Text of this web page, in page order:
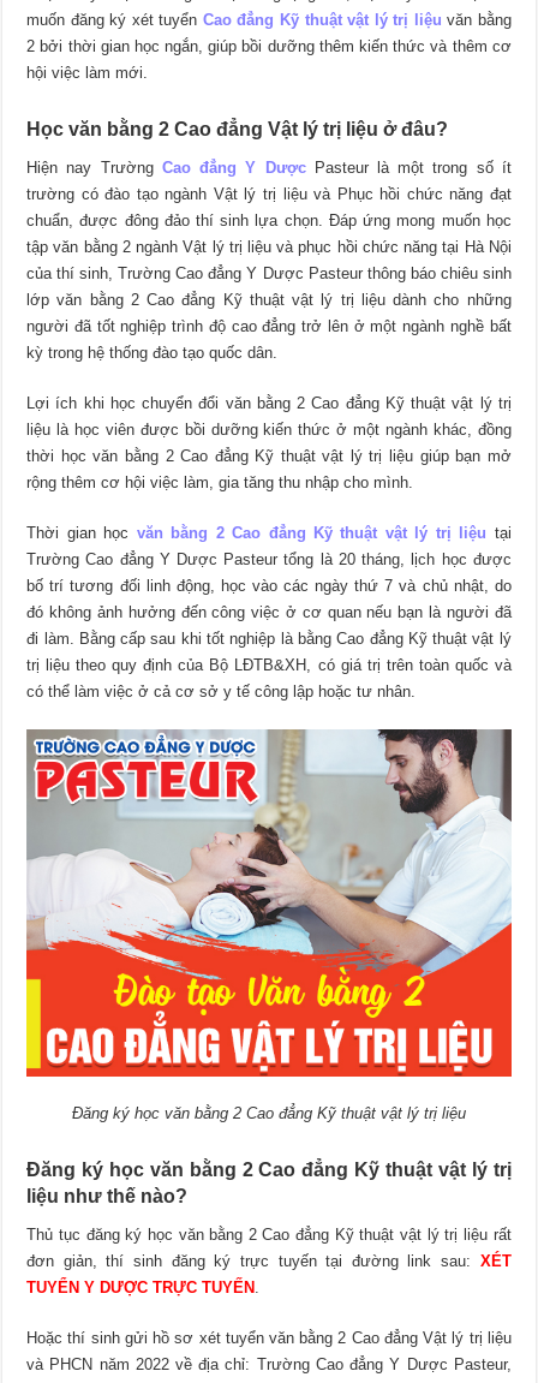
muốn đăng ký xét tuyển Cao đẳng Kỹ thuật vật lý trị liệu văn bằng
2 bởi thời gian học ngắn, giúp bồi dưỡng thêm kiến thức và thêm cơ
hội việc làm mới.
Học văn bằng 2 Cao đẳng Vật lý trị liệu ở đâu?
Hiện nay Trường Cao đẳng Y DượcPasteur là một trong số ít
trường có đào tạo ngành Vật lý trị liệu và Phục hồi chức năng đạt
chuẩn, được đông đảo thí sinh lựa chọn. Đáp ứng mong muốn học
tập văn bằng 2 ngành Vật lý trị liệu và phục hồi chức năng tại Hà Nội
của thí sinh, Trường Cao đẳng Y Dược Pasteur thông báo chiêu sinh
lớp văn bằng 2 Cao đẳng Kỹ thuật vật lý trị liệu dành cho những
người đã tốt nghiệp trình độ cao đẳng trở lên ở một ngành nghề bất
kỳ trong hệ thống đào tạo quốc dân.
Lợi ích khi học chuyển đổi văn bằng 2 Cao đẳng Kỹ thuật vật lý trị
liệu là học viên được bồi dưỡng kiến thức ở một ngành khác, đồng
thời học văn bằng 2 Cao đẳng Kỹ thuật vật lý trị liệu giúp bạn mở
rộng thêm cơ hội việc làm, gia tăng thu nhập cho mình.
Thời gian học văn bằng 2 Cao đẳng Kỹ thuật vật lý trị liệu tại
Trường Cao đẳng Y Dược Pasteur tổng là 20 tháng, lịch học được
bố trí tương đối linh động, học vào các ngày thứ 7 và chủ nhật, do
đó không ảnh hưởng đến công việc ở cơ quan nếu bạn là người đã
đi làm. Bằng cấp sau khi tốt nghiệp là bằng Cao đẳng Kỹ thuật vật lý
trị liệu theo quy định của Bộ LĐTB&XH, có giá trị trên toàn quốc và
có thể làm việc ở cả cơ sở y tế công lập hoặc tư nhân.
Đăng ký học văn bằng 2 Cao đẳng Kỹ thuật vật lý trị liệu
Đăng ký học văn bằng 2 Cao đẳng Kỹ thuật vật lý trị
liệu như thế nào?
Thủ tục đăng ký học văn bằng 2 Cao đẳng Kỹ thuật vật lý trị liệu rất
đơn giản, thí sinh đăng ký trực tuyến tại đường link sau: XÉT
TUYỂN Y DƯỢC TRỰC TUYẾN .
Hoặc thí sinh gửi hồ sơ xét tuyển văn bằng 2 Cao đẳng Vật lý trị liệu
và PHCN năm 2022 về địa chỉ: Trường Cao đẳng Y Dược Pasteur,